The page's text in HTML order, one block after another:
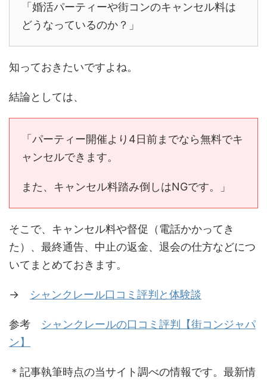
「婚活パーティーや街コンのキャンセル料は
どうなっているのか？」
知っておきたいですよね。
結論としては、
「パーティー開催より4日前までなら無料でキ
ャンセルできます。
また、キャンセル料踏み倒しはNGです。」
そこで、キャンセル料や督促（電話かかってき
た）、最終通告、中止の返金、退会の仕方などにつ
いてまとめておきます。
→ シャンクレール口コミ評判と体験談
参考 シャンクレールの口コミ評判【街コンジャパ
ン】
＊記事執筆時点の当サイト調べの情報です。最新情